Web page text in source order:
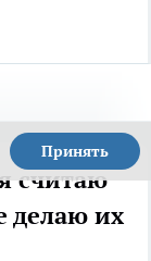
Принять
считаю
делаю их